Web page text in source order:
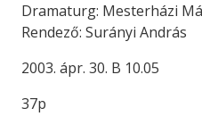
Dramaturg: Mesterházi
Rendező: Surányi András
2003. ápr. 30. B 10.05
37p